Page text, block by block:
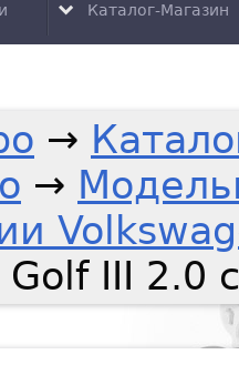
Каталог-Магазин
→
→
III 2.0